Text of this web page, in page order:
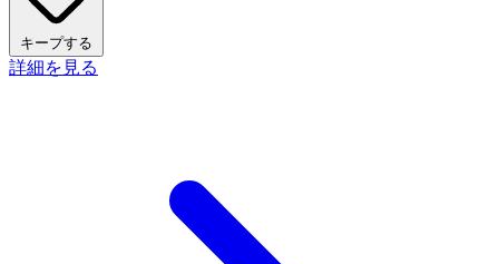
キープする
詳細を見る